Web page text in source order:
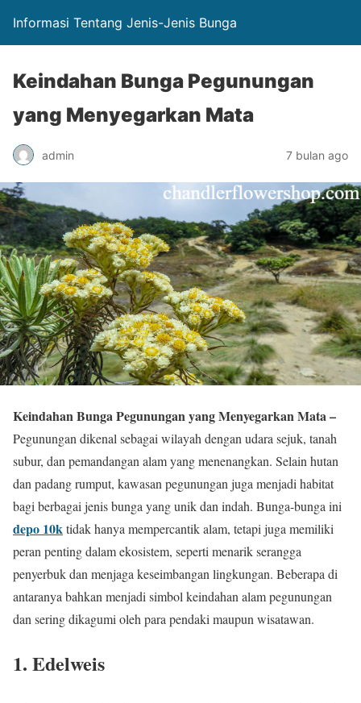
Informasi Tentang Jenis-Jenis Bunga
Keindahan Bunga Pegunungan
yang Menyegarkan Mata
admin 7 bulan ago
Keindahan Bunga Pegunungan yang Menyegarkan Mata –
Pegunungan dikenal sebagai wilayah dengan udara sejuk, tanah
subur, dan pemandangan alam yang menenangkan. Selain hutan
dan padang rumput, kawasan pegunungan juga menjadi habitat
bagi berbagai jenis bunga yang unik dan indah. Bunga-bunga ini
depo 10ktidak hanya mempercantik alam, tetapi juga memiliki
peran penting dalam ekosistem, seperti menarik serangga
penyerbuk dan menjaga keseimbangan lingkungan. Beberapa di
antaranya bahkan menjadi simbol keindahan alam pegunungan
dan sering dikagumi oleh para pendaki maupun wisatawan.
1. Edelweis